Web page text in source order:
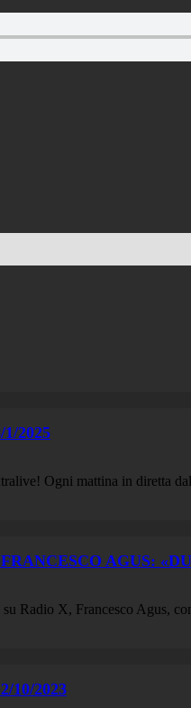
2025
Ogni mattina in diretta
AGUS:
Radio X, Francesco Agus,
10/2023